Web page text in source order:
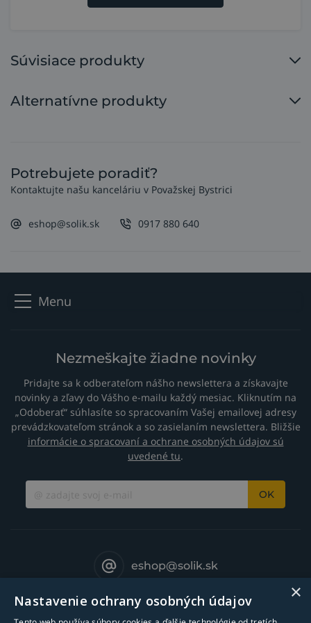
Súvisiace produkty
Alternatívne produkty
Potrebujete poradiť?
Kontaktujte našu kanceláriu v Považskej Bystrici
eshop@solik.sk 0917 880 640
Menu
Nezmeškajte žiadne novinky
Pridajte sa k odberateľom nášho newslettera a získavajte
novinky a zľavy do Vášho e-mailu každý mesiac. Kliknutím na
„Odoberať“ súhlasíte so spracovaním Vašej emailovej adresy
prevádzkovateľom stránok a so zasielaním newslettera. Bližšie
informácie o spracovaní a ochrane osobných údajov sú
uvedené tu.
OK
eshop@solik.sk
×
Nastavenie ochrany osobných údajov